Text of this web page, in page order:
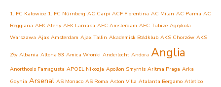
1. FC Katowice 1. FC Nürnberg AC Carpi ACF Fiorentina AC Milan AC Parma AC
Reggiana AEK Ateny AEK Larnaka AFC Amsterdam AFC Tubize Agrykola
Warszawa Ajax Amsterdam Ajax Tallin Akademisk Boldklub AKS Chorzów AKS
Zły Albania Altona 93 Amica Wronki Anderlecht Andora Anglia
Anorthosis Famagusta APOEL Nikozja Apollon Smyrnis Aritma Praga Arka
Gdynia Arsenal AS Monaco AS Roma Aston Villa Atalanta Bergamo Atletico